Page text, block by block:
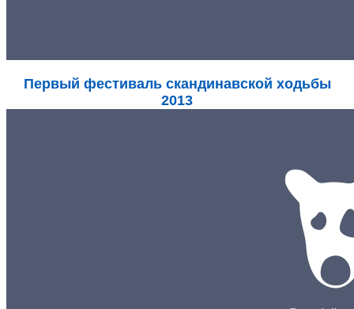
Первый фестиваль скандинавской ходьбы
2013